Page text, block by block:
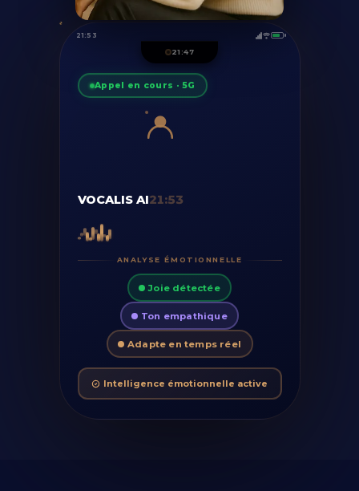
21:55
21:47
Appel en cours · 5G
VOCALIS AI21:55
ANALYSE ÉMOTIONNELLE
Joie détectée
Ton empathique
Adapte en temps réel
Intelligence émotionnelle active